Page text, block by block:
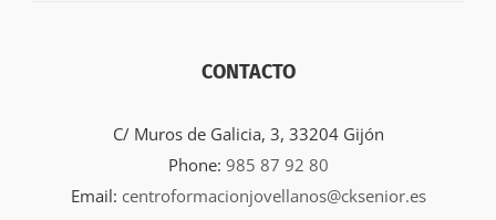
CONTACTO
C/ Muros de Galicia, 3, 33204 Gijón
Phone: 985 87 92 80
Email: centroformacionjovellanos@cksenior.es